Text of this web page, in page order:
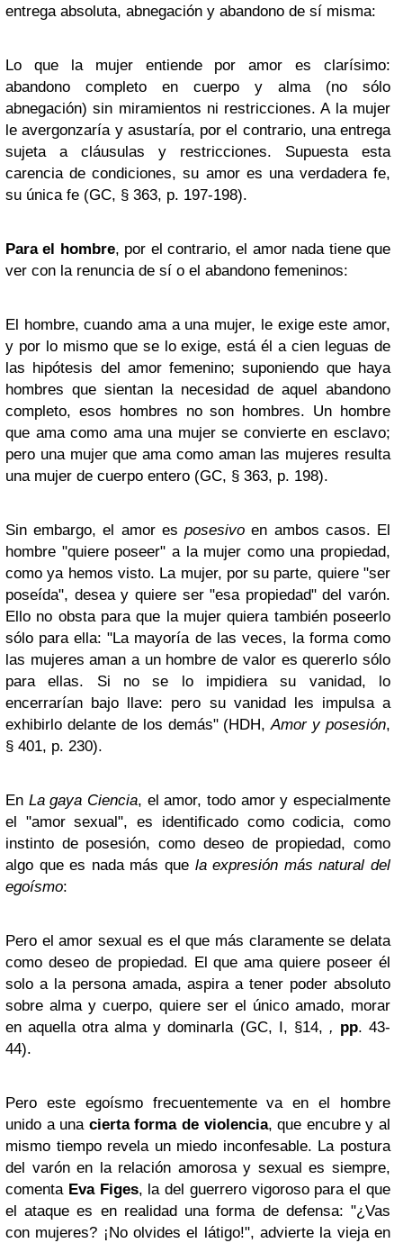
entrega absoluta, abnegación y abandono de sí misma:
Lo que la mujer entiende por amor es clarísimo:
abandono completo en cuerpo y alma (no sólo
abnegación) sin miramientos ni restricciones. A la mujer
le avergonzaría y asustaría, por el contrario, una entrega
sujeta a cláusulas y restricciones. Supuesta esta
carencia de condiciones, su amor es una verdadera fe,
su única fe (GC, § 363, p. 197-198).
Para el hombre, por el contrario, el amor nada tiene que
ver con la renuncia de sí o el abandono femeninos:
El hombre, cuando ama a una mujer, le exige este amor,
y por lo mismo que se lo exige, está él a cien leguas de
las hipótesis del amor femenino; suponiendo que haya
hombres que sientan la necesidad de aquel abandono
completo, esos hombres no son hombres. Un hombre
que ama como ama una mujer se convierte en esclavo;
pero una mujer que ama como aman las mujeres resulta
una mujer de cuerpo entero (GC, § 363, p. 198).
Sin embargo, el amor esposesivo en ambos casos. El
hombre "quiere poseer" a la mujer como una propiedad,
como ya hemos visto. La mujer, por su parte, quiere "ser
poseída", desea y quiere ser "esa propiedad" del varón.
Ello no obsta para que la mujer quiera también poseerlo
sólo para ella: "La mayoría de las veces, la forma como
las mujeres aman a un hombre de valor es quererlo sólo
para ellas. Si no se lo impidiera su vanidad, lo
encerrarían bajo llave: pero su vanidad les impulsa a
exhibirlo delante de los demás" (HDH,Amor y posesión,
§ 401, p. 230).
En La gaya Ciencia, el amor, todo amor y especialmente
el "amor sexual", es identificado como codicia, como
instinto de posesión, como deseo de propiedad, como
algo que es nada más que la expresión más natural del
egoísmo:
Pero el amor sexual es el que más claramente se delata
como deseo de propiedad. El que ama quiere poseer él
solo a la persona amada, aspira a tener poder absoluto
sobre alma y cuerpo, quiere ser el único amado, morar
en aquella otra alma y dominarla (GC, I, §14, , pp. 43-
44).
Pero este egoísmo frecuentemente va en el hombre
unido a una cierta forma de violencia, que encubre y al
mismo tiempo revela un miedo inconfesable. La postura
del varón en la relación amorosa y sexual es siempre,
comenta Eva Figes, la del guerrero vigoroso para el que
el ataque es en realidad una forma de defensa: "¿Vas
con mujeres? ¡No olvides el látigo!", advierte la vieja en